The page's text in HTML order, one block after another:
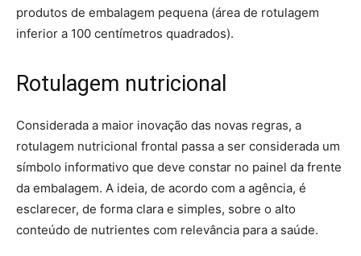
produtos de embalagem pequena (área de rotulagem
inferior a 100 centímetros quadrados).
Rotulagem nutricional
Considerada a maior inovação das novas regras, a
rotulagem nutricional frontal passa a ser considerada um
símbolo informativo que deve constar no painel da frente
da embalagem. A ideia, de acordo com a agência, é
esclarecer, de forma clara e simples, sobre o alto
conteúdo de nutrientes com relevância para a saúde.